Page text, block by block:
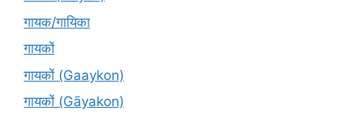
गायक/गायिका
गायकों
गायकों (Gaaykon)
गायकों (Gāyakon)